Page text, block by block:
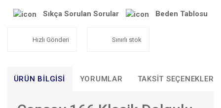
Sıkça Sorulan Sorular Beden Tablosu
Hızlı Gönderi Sınırlı stok
ÜRÜN BILGISI YORUMLAR TAKSIT SEÇENEKLERI